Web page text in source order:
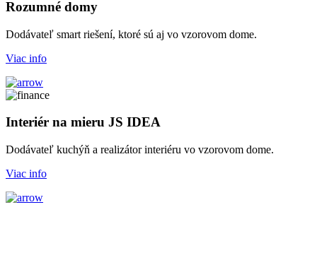
Rozumné domy
Dodávateľ smart riešení, ktoré sú aj vo vzorovom dome.
Viac info
Interiér na mieru JS IDEA
Dodávateľ kuchýň a realizátor interiéru vo vzorovom dome.
Viac info